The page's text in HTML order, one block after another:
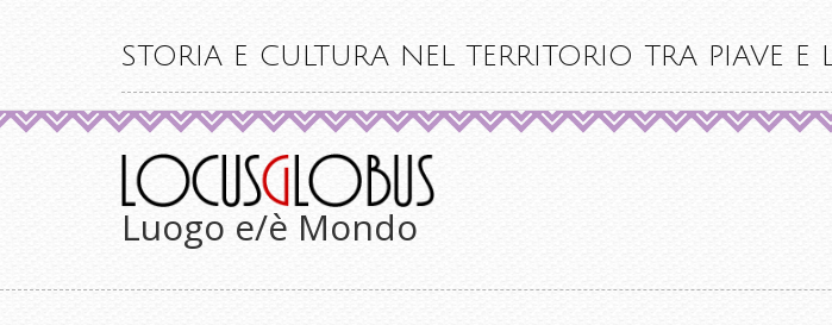
STORIA E CULTURA NEL TERRITORIO TRA PIAVE E
Luogo e/è Mondo